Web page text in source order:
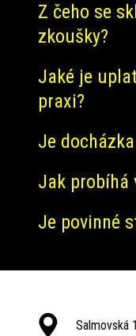
Z čeho se
zkoušky?
Jaké je
praxi?
Je
Jak probíhá
Je povinné
Salmovská